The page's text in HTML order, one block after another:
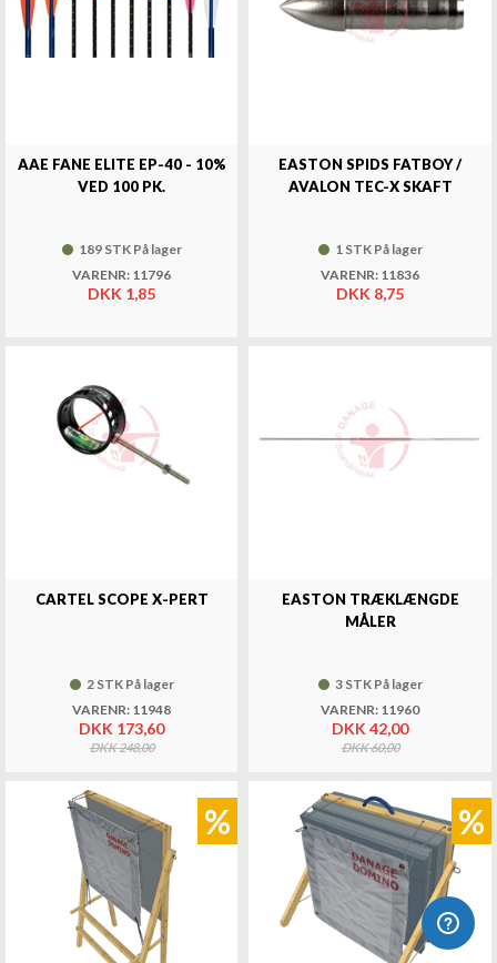
AAE FANE ELITE EP-40 - 10%
VED 100 PK.
189 STK På lager
VARENR: 11796
DKK 1,85
EASTON SPIDS FATBOY /
AVALON TEC-X SKAFT
1 STK På lager
VARENR: 11836
DKK 8,75
CARTEL SCOPE X-PERT
2 STK På lager
VARENR: 11948
DKK 173,60
DKK 248,00
EASTON TRÆKLÆNGDE
MÅLER
3 STK På lager
VARENR: 11960
DKK 42,00
DKK 60,00
% %